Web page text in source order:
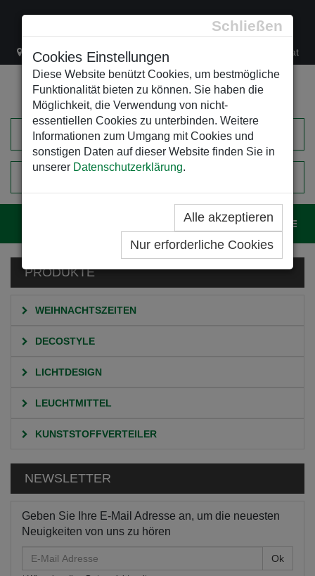
Schließen
Cookies Einstellungen
Diese Website benützt Cookies, um bestmögliche
Funktionalität bieten zu können. Sie haben die
Möglichkeit, die Verwendung von nicht-
essentiellen Cookies zu unterbinden. Weitere
Informationen zum Umgang mit Cookies und
sonstigen Daten auf dieser Website finden Sie in
unserer Datenschutzerklärung.
Alle akzeptieren
Nur erforderliche Cookies
Lacknergasse 78 +43/1/470 37 00 office@leso.at
EINKAUFSWAGEN
PRODUKTE
WEIHNACHTSZEITEN
DECOSTYLE
LICHTDESIGN
LEUCHTMITTEL
KUNSTSTOFFVERTEILER
NEWSLETTER
Geben Sie Ihre E-Mail Adresse an, um die neuesten
Neuigkeiten von uns zu hören
Mail